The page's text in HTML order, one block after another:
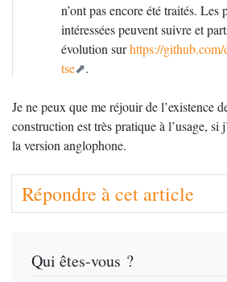
n’ont pas encore été traités. Les
intéressées peuvent suivre et
évolution surhttps://
tse
.
Je ne peux que me réjouir de l’existence
construction est très pratique à l’usage, si
la version anglophone.
Répondre à cet article
Qui êtes-vous ?